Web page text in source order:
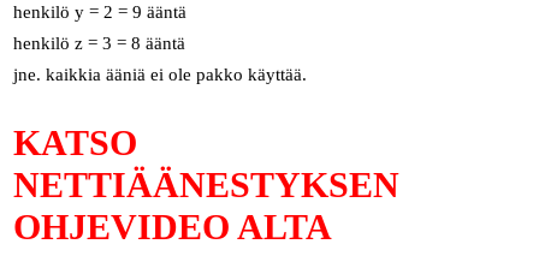
henkilö y = 2 = 9 ääntä
henkilö z = 3 = 8 ääntä
jne. kaikkia ääniä ei ole pakko käyttää.
KATSO
NETTIÄÄNESTYKSEN
OHJEVIDEO ALTA